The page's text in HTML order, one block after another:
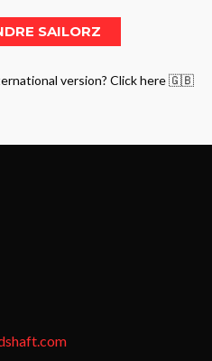
version? Click here 🇬🇧